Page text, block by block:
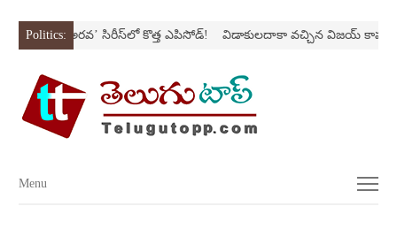
Politics:‘అర‌వ’ సిరీస్‌లో కొత్త ఎపిసోడ్‌! విడాకులదాకా వచ్చిన విజయ్‌ కాపురం
Menu
Menu